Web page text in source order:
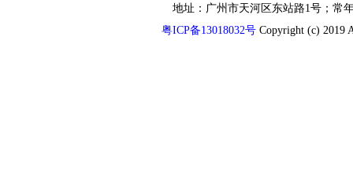
地址：广州市天河区东站路1号；常
粤ICP备13018032号Copyright (c) 2019